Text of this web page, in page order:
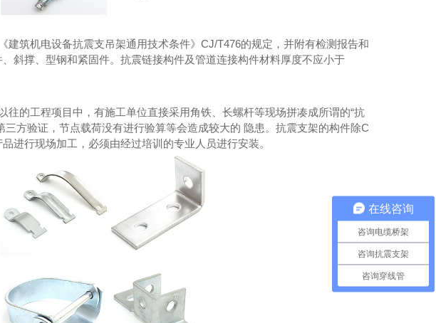
建筑机电设备抗震支吊架通用技术条件》CJ/T476的规定，并附有检测报告和
斜撑、型钢和紧固件。抗震链接构件及管道连接构件材料厚度不应小于
往的工程项目中，有施工单位直接采用角铁、长螺杆等现场拼凑成所谓的“抗
三方验证，节点载荷没有进行验算等会造成较大的 隐患。抗震支架的构件除C
进行现场加工，必须由经过培训的专业人员进行安装。
在线咨询
咨询电缆桥架
咨询抗震支架
咨询穿线管